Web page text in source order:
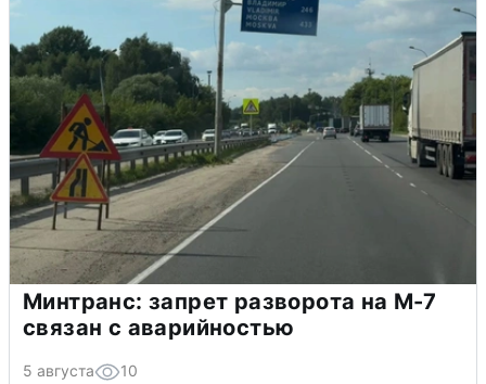
Минтранс: запрет разворота на М-7
связан с аварийностью
5 августа 10